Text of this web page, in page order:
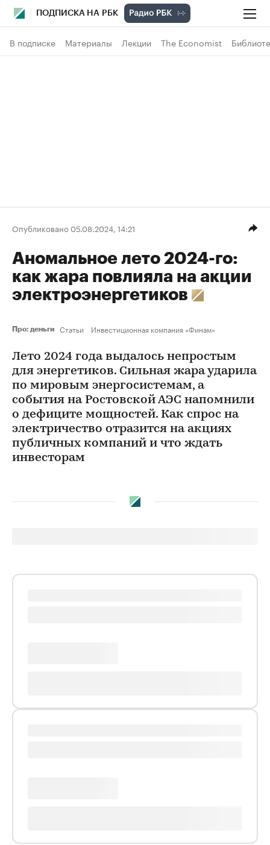
ПОДПИСКА НА РБК
В подписке Материалы Лекции The Economist
Опубликовано 05.08.2024, 14:21
Аномальное лето 2024-го:
как жара повлияла на акции
электроэнергетиков
Про: деньги Статьи Инвестиционная компания «Финам»
Лето 2024 года выдалось непростым
для энергетиков. Сильная жара ударила
по мировым энергосистемам, а
события на Ростовской АЭС напомнили
о дефиците мощностей. Как спрос на
электричество отразится на акциях
публичных компаний и что ждать
инвесторам